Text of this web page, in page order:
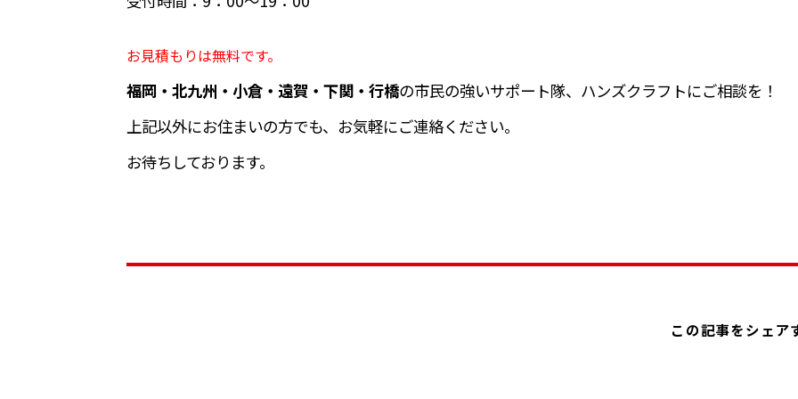
お見積もりは無料です。
福岡・北九州・小倉・遠賀・下関・行橋の市民の強いサポート隊、ハンズクラフトにご相談を！
上記以外にお住まいの方でも、お気軽にご連絡ください。
お待ちしております。
この記事をシェア